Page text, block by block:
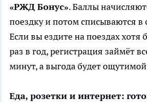
«РЖД Бонус». Баллы
поездку и потом списываются в
Если вы ездите на поездах хотя
раз в год, регистрация займёт
минут, а выгода будет
Еда, розетки и интернет: